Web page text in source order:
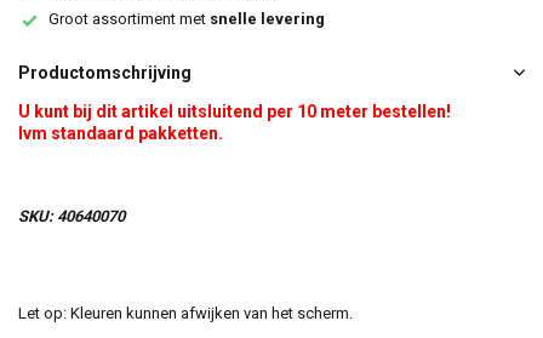
Groot assortiment met snelle levering
Productomschrijving
U kunt bij dit artikel uitsluitend per 10 meter bestellen!
Ivm standaard pakketten.
SKU: 40640070
Let op: Kleuren kunnen afwijken van het scherm.